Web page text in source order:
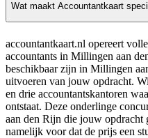
Wat maakt Accountantkaart
accountantkaart.nl opereert
accountants in Millingen aan
beschikbaar zijn in Millingen
uitvoeren van jouw opdracht.
en drie accountantskantoren
ontstaat. Deze onderlinge
aan den Rijn die jouw opdracht
namelijk voor dat de prijs een